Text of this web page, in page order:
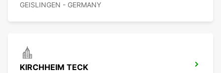
GEISLINGEN - GERMANY
KIRCHHEIM TECK